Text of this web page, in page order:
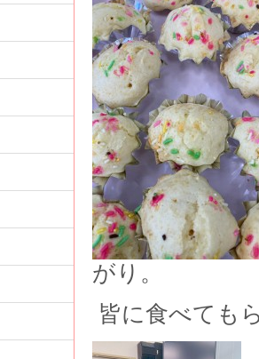
がり。
皆に食べても